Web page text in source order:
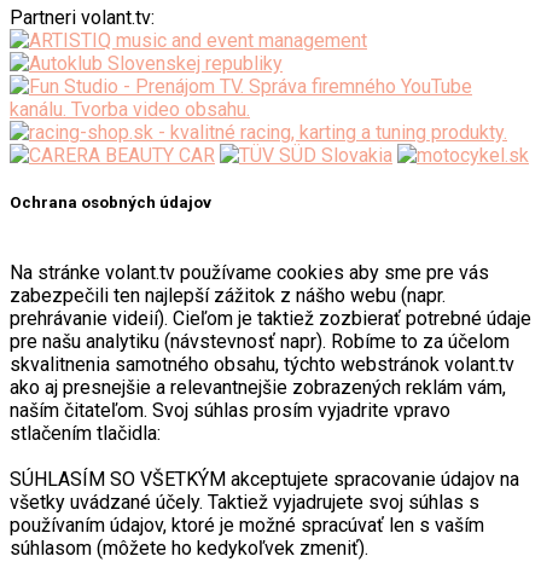
Partneri volant.tv:
Ochrana osobných údajov
Na stránke volant.tv používame cookies aby sme pre vás
zabezpečili ten najlepší zážitok z nášho webu (napr.
prehrávanie videií). Cieľom je taktiež zozbierať potrebné údaje
pre našu analytiku (návstevnosť napr). Robíme to za účelom
skvalitnenia samotného obsahu, týchto webstránok volant.tv
ako aj presnejšie a relevantnejšie zobrazených reklám vám,
naším čitateľom. Svoj súhlas prosím vyjadrite vpravo
stlačením tlačidla:
SÚHLASÍM SO VŠETKÝM akceptujete spracovanie údajov na
všetky uvádzané účely. Taktiež vyjadrujete svoj súhlas s
používaním údajov, ktoré je možné spracúvať len s vaším
súhlasom (môžete ho kedykoľvek zmeniť).